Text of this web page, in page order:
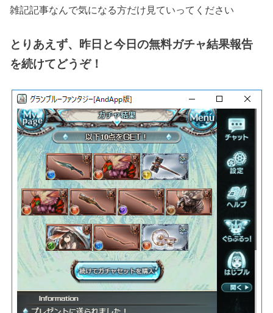
雑記記事なんで気になる方だけ見ていってください
とりあえず、昨日と今日の無料ガチャ結果報告
を続けてどうぞ！